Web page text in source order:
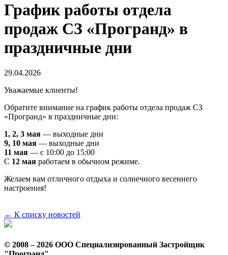
График работы отдела
продаж СЗ «Програнд» в
праздничные дни
29.04.2026
Уважаемые клиенты!
Обратите внимание на график работы отдела продаж СЗ
«Програнд» в праздничные дни:
1, 2, 3 мая — выходные дни
9, 10 мая — выходные дни
11 мая — с 10:00 до 15:00
С 12 мая работаем в обычном режиме.
Желаем вам отличного отдыха и солнечного весеннего
настроения!
← К списку новостей
© 2008 – 2026 ООО Специализированный Застройщик